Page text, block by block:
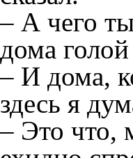
– А чего
дома
– И дома,
здесь я
– Это что,